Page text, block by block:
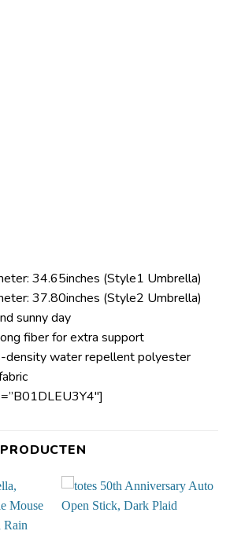
34.65inches (Style1 Umbrella)
37.80inches (Style2 Umbrella)
sunny day
fiber for extra support
density water repellent polyester